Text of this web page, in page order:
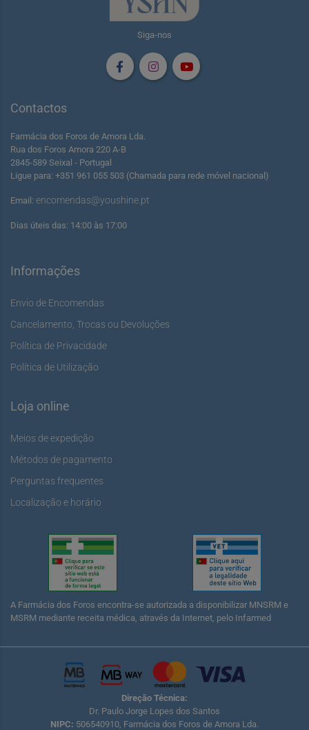
Siga-nos
Contactos
Farmácia dos Foros de Amora Lda.
Rua dos Foros Amora 220 A-B
2845-589 Seixal - Portugal
Ligue para: +351 961 055 503 (Chamada para rede móvel nacional)
Email: encomendas@youshine.pt
Dias úteis das: 14:00 às 17:00
Informações
Envio de Encomendas
Cancelamento, Trocas ou Devoluções
Política de Privacidade
Política de Utilização
Loja online
Meios de expedição
Métodos de pagamento
Perguntas frequentes
Localização e horário
A Farmácia dos Foros encontra-se autorizada a disponibilizar MNSRM e
MSRM mediante receita médica, através da Internet, pelo Infarmed
Direção Técnica:
Dr. Paulo Jorge Lopes dos Santos
NIPC: 506540910, Farmácia dos Foros de Amora Lda.